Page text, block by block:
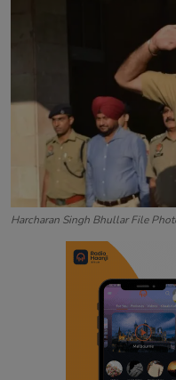
Harcharan Singh Bhullar File